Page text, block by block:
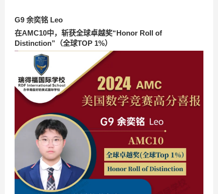
G9 余奕铭 Leo
在AMC10中，斩获全球卓越奖“Honor Roll of
Distinction”（全球TOP 1%）